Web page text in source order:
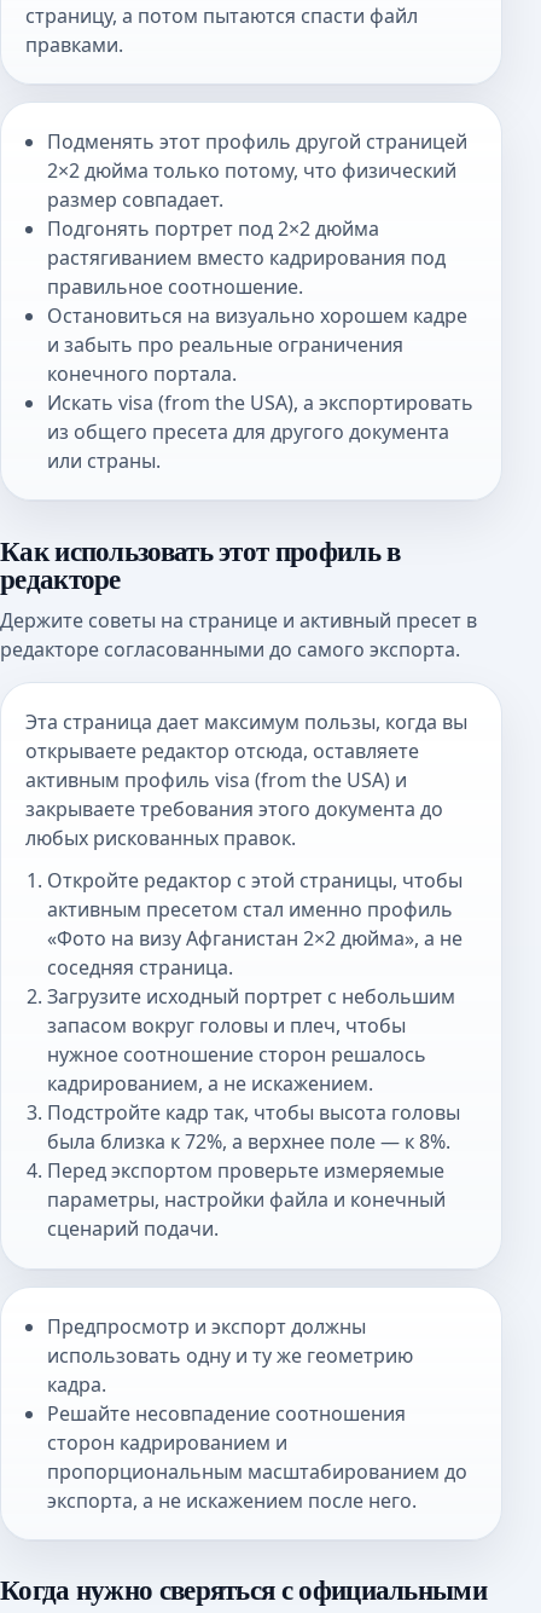
страницу, а потом пытаются спасти файл
правками.
Подменять этот профиль другой страницей
2×2 дюйма только потому, что физический
размер совпадает.
Подгонять портрет под 2×2 дюйма
растягиванием вместо кадрирования под
правильное соотношение.
Остановиться на визуально хорошем кадре
и забыть про реальные ограничения
конечного портала.
Искать visa (from the USA), а экспортировать
из общего пресета для другого документа
или страны.
Как использовать этот профиль в
редакторе
Держите советы на странице и активный пресет в
редакторе согласованными до самого экспорта.
Эта страница дает максимум пользы, когда вы
открываете редактор отсюда, оставляете
активным профиль visa (from the USA) и
закрываете требования этого документа до
любых рискованных правок.
Откройте редактор с этой страницы, чтобы
активным пресетом стал именно профиль
«Фото на визу Афганистан 2×2 дюйма», а не
соседняя страница.
Загрузите исходный портрет с небольшим
запасом вокруг головы и плеч, чтобы
нужное соотношение сторон решалось
кадрированием, а не искажением.
Подстройте кадр так, чтобы высота головы
была близка к 72%, а верхнее поле — к 8%.
Перед экспортом проверьте измеряемые
параметры, настройки файла и конечный
сценарий подачи.
Предпросмотр и экспорт должны
использовать одну и ту же геометрию
кадра.
Решайте несовпадение соотношения
сторон кадрированием и
пропорциональным масштабированием до
экспорта, а не искажением после него.
Когда нужно сверяться с официальными